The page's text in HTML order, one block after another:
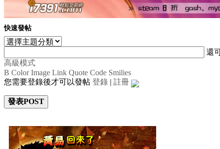
快速發帖
還
高級模式
B Color Image Link Quote Code Smilies
您需要登錄後才可以發帖 登錄 | 註冊
發表POST